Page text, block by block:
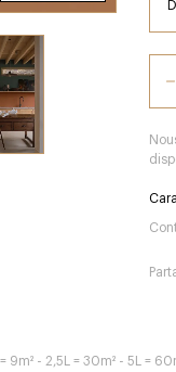
- 2,5L = 30m² - 5L =